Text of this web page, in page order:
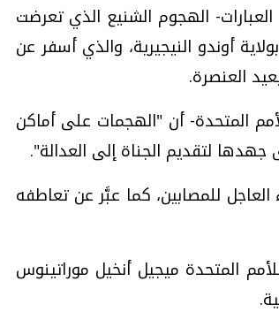
الهجوم الشنيع الذي تعرضت
أوندو النيجيرية، والذي أسفر عن
العنصرة.
المتحدة- أن "الهجمات على أماكن
لتقديم الجناة إلى العدالة".
العاجل للمصابين، كما عبَّر عن تعاطفه
المتحدة ميجيل أنخيل موراتينوس
بعد إشعارات "جوجل" .. هل يمكن التنبوء
بالزلازل وكيف نتعامل معها؟
الثلاثاء، 04 اغسطس 2026 04:04 م